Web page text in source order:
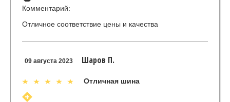
Комментарий:
Отличное соответствие цены и качества
09 августа 2023 Шаров П.
Отличная шина